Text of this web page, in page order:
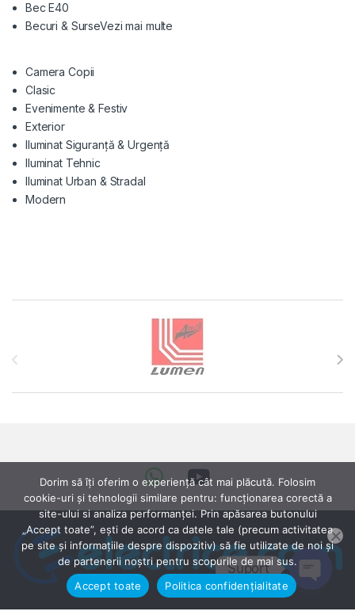
Bec E40
Becuri & SurseVezi mai multe
Camera Copii
Clasic
Evenimente & Festiv
Exterior
Iluminat Siguranță & Urgență
Iluminat Tehnic
Iluminat Urban & Stradal
Modern
Dorim să îți oferim o experiență cât mai plăcută. Folosim
cookie-uri și tehnologii similare pentru: funcționarea corectă a
site-ului si analiza performanței. Prin apăsarea butonului
„Accept toate”, ești de acord ca datele tale (precum activitatea
pe site și informațiile despre dispozitiv) să fie utilizate de noi și
de partenerii noștri pentru scopurile de mai sus.
Accept toate
Politica confidențialitate
Suport